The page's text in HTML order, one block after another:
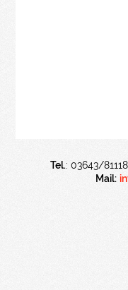
Tel.: 03643/
Mail: